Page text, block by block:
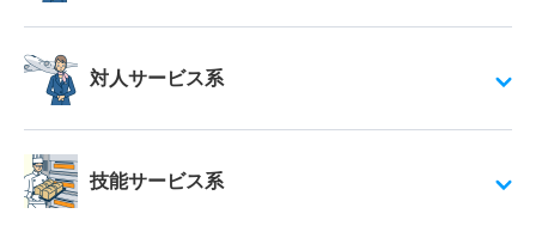
対人サービス系
技能サービス系